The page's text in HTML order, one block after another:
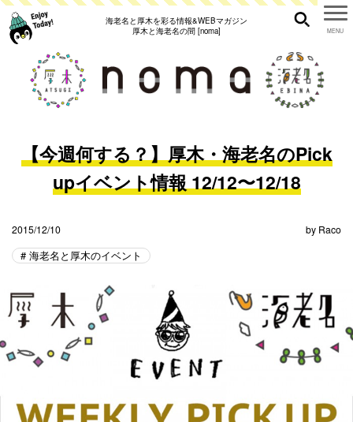
海老名と厚木を彩る情報&WEBマガジン
厚木と海老名の間 [noma]
【今週何する？】厚木・海老名のPick
upイベント情報 12/12〜12/18
2015/12/10 by Raco
海老名と厚木のイベント